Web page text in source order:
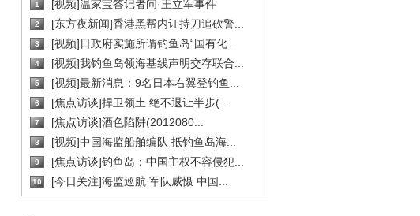
1 [视频]温家宝答记者问·王立军事件
2 [东方夜新闻]香港黑帮内讧持刀追砍警...
3 [视频]日政府实施所谓钓鱼岛“国有化...
4 [视频]我钓鱼岛领海基线声明交存联合...
5 [视频]最新消息：9名日本右翼登钓鱼...
6 [焦点访谈]捍卫领土 绝不退让半步(...
7 [焦点访谈]酒色陷阱(2012080...
8 [视频]中国海监船舶编队 抵钓鱼岛海...
9 [焦点访谈]钓鱼岛：中国主权不容侵犯...
10 [今日关注]海监巡航 军队威慑 中国...